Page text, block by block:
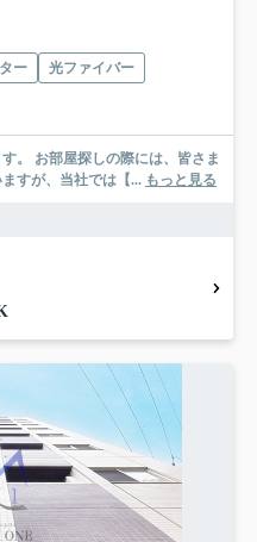
ー
光ファイバー
さま
すが、当社では【... もっと見る